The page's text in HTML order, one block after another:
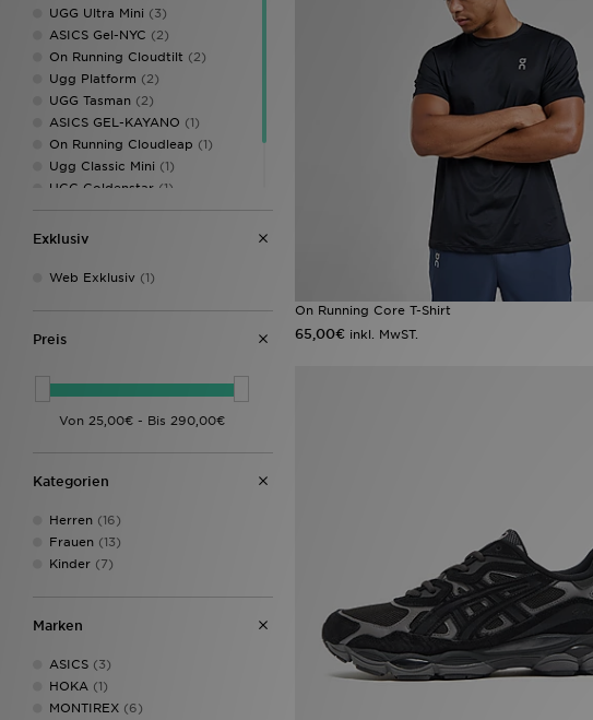
UGG Ultra Mini (3)
ASICS Gel-NYC (2)
On Running Cloudtilt (2)
Ugg Platform (2)
UGG Tasman (2)
ASICS GEL-KAYANO (1)
On Running Cloudleap (1)
Ugg Classic Mini (1)
UGG Goldenstar (1)
Ugg Goldenstar Clog(1)
Ugg Platform Collection
Exklusiv
Web Exklusiv (1)
Preis
Kategorien
Herren (16)
Frauen (13)
Kinder (7)
Marken
ASICS (3)
HOKA (1)
MONTIREX (6)
On Running Core T-Shirt
65,00€ inkl. MwST.